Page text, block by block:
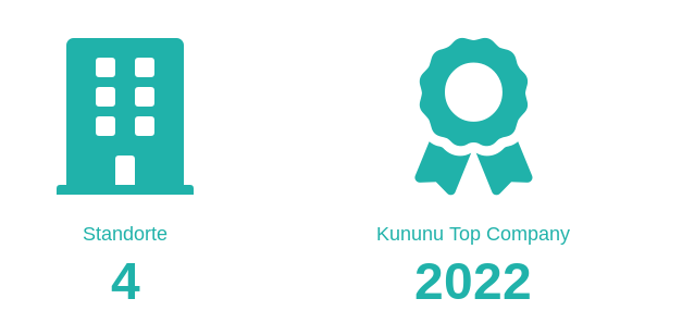
4
Standorte
2022
Kununu Top Company